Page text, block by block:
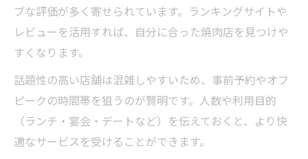
ブな評価が多く寄せられています。ランキングサイトや
レビューを活用すれば、自分に合った焼肉店を見つけや
すくなります。
話題性の高い店舗は混雑しやすいため、事前予約やオフ
ピークの時間帯を狙うのが賢明です。人数や利用目的
（ランチ・宴会・デートなど）を伝えておくと、より快
適なサービスを受けることができます。